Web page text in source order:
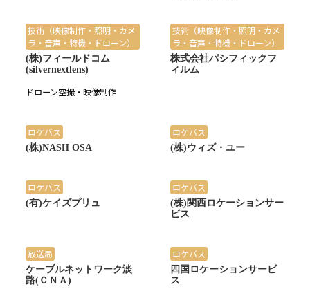
技術（映像制作・照明・カメ
ラ・音声・特機・ドローン）
(株)フィールドコム
(silvernextlens)
ドローン空撮・映像制作
技術（映像制作・照明・カメ
ラ・音声・特機・ドローン）
株式会社パシフィックフ
ィルム
ロケバス
(株)NASH OSA
ロケバス
(株)ウィズ・ユー
ロケバス
(有)ケイズプリュ
ロケバス
(株)関西ロケーションサー
ビス
放送局
ケーブルネットワーク淡
路(ＣＮＡ)
ロケバス
四国ロケーションサービ
ス